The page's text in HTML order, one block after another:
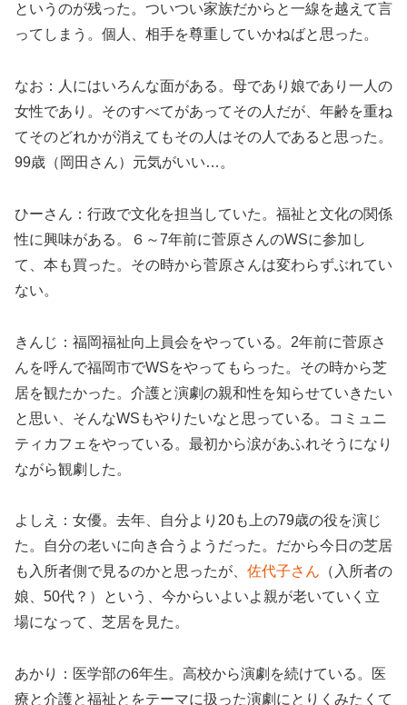
というのが残った。ついつい家族だからと一線を越えて言
ってしまう。個人、相手を尊重していかねばと思った。
なお：人にはいろんな面がある。母であり娘であり一人の
女性であり。そのすべてがあってその人だが、年齢を重ね
てそのどれかが消えてもその人はその人であると思った。
99歳（岡田さん）元気がいい…。
ひーさん：行政で文化を担当していた。福祉と文化の関係
性に興味がある。６～7年前に菅原さんのWSに参加し
て、本も買った。その時から菅原さんは変わらずぶれてい
ない。
きんじ：福岡福祉向上員会をやっている。2年前に菅原さ
んを呼んで福岡市でWSをやってもらった。その時から芝
居を観たかった。介護と演劇の親和性を知らせていきたい
と思い、そんなWSもやりたいなと思っている。コミュニ
ティカフェをやっている。最初から涙があふれそうになり
ながら観劇した。
よしえ：女優。去年、自分より20も上の79歳の役を演じ
た。自分の老いに向き合うようだった。だから今日の芝居
も入所者側で見るのかと思ったが、 佐代子さん （入所者の
娘、50代？）という、今からいよいよ親が老いていく立
場になって、芝居を見た。
あかり：医学部の6年生。高校から演劇を続けている。医
療と介護と福祉とをテーマに扱った演劇にとりくみたくて